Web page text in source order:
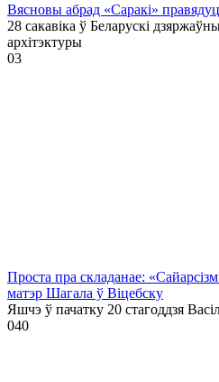
Вясновы абрад «Саракі»
28 сакавіка ў Беларускі
архітэктуры
03
Проста пра складанае:
матэр Шагала ў Віцебску
Яшчэ ў пачатку 20 стагоддзя
040